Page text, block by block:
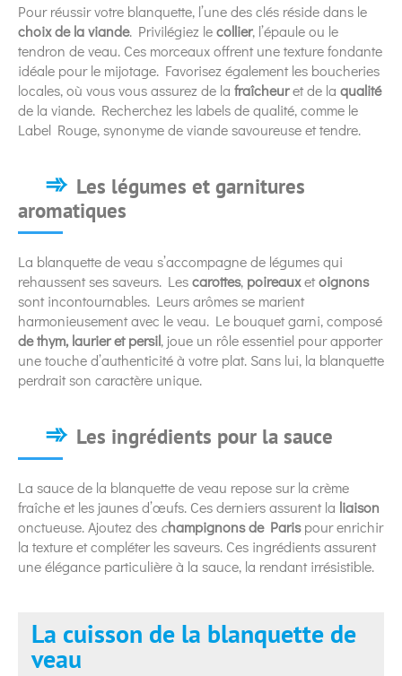
Pour réussir votre blanquette, l’une des clés réside dans le
choix de la viande. Privilégiez lecollier, l’épaule ou le
tendron de veau. Ces morceaux offrent une texture fondante
idéale pour le mijotage. Favorisez également les boucheries
locales, où vous vous assurez de la fraîcheuret de la qualité
de la viande. Recherchez les labels de qualité, comme le
Label Rouge, synonyme de viande savoureuse et tendre.
Les légumes et garnitures
aromatiques
La blanquette de veau s’accompagne de légumes qui
rehaussent ses saveurs. Lescarottes, poireauxetoignons
sont incontournables. Leurs arômes se marient
harmonieusement avec le veau. Le bouquet garni, composé
de thym, laurier et persil, joue un rôle essentiel pour apporter
une touche d’authenticité à votre plat. Sans lui, la blanquette
perdrait son caractère unique.
Les ingrédients pour la sauce
La sauce de la blanquette de veau repose sur la crème
fraîche et les jaunes d’œufs. Ces derniers assurent la liaison
onctueuse. Ajoutez des champignons de Parispour enrichir
la texture et compléter les saveurs. Ces ingrédients assurent
une élégance particulière à la sauce, la rendant irrésistible.
La cuisson de la blanquette de
veau